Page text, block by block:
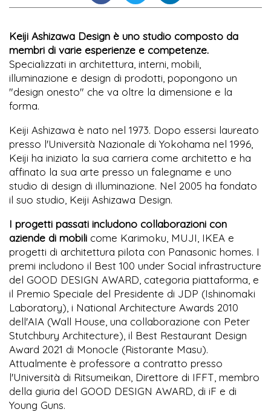
Keiji Ashizawa Design è uno studio composto da
membri di varie esperienze e competenze.
Specializzati in architettura, interni, mobili,
illuminazione e design di prodotti, popongono un
"design onesto" che va oltre la dimensione e la
forma.
Keiji Ashizawa è nato nel 1973. Dopo essersi laureato
presso l'Università Nazionale di Yokohama nel 1996,
Keiji ha iniziato la sua carriera come architetto e ha
affinato la sua arte presso un falegname e uno
studio di design di illuminazione. Nel 2005 ha fondato
il suo studio, Keiji Ashizawa Design.
I progetti passati includono collaborazioni con
aziende di mobili come Karimoku, MUJI, IKEA e
progetti di architettura pilota con Panasonic homes. I
premi includono il Best 100 under Social infrastructure
del GOOD DESIGN AWARD, categoria piattaforma, e
il Premio Speciale del Presidente di JDP (Ishinomaki
Laboratory), i National Architecture Awards 2010
dell'AIA (Wall House, una collaborazione con Peter
Stutchbury Architecture), il Best Restaurant Design
Award 2021 di Monocle (Ristorante Masu).
Attualmente è professore a contratto presso
l'Università di Ritsumeikan, Direttore di IFFT, membro
della giuria del GOOD DESIGN AWARD, di iF e di
Young Guns.